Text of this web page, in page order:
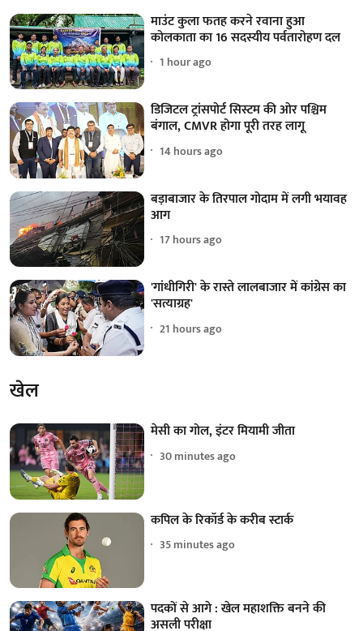
माउंट कुला फतह करने रवाना हुआ
कोलकाता का 16 सदस्यीय पर्वतारोहण दल
1 hour ago
डिजिटल ट्रांसपोर्ट सिस्टम की ओर पश्चिम
बंगाल, CMVR होगा पूरी तरह लागू
14 hours ago
बड़ाबाजार के तिरपाल गोदाम में लगी भयावह
आग
17 hours ago
'गांधीगिरी' के रास्ते लालबाजार में कांग्रेस का
'सत्याग्रह'
21 hours ago
खेल
मेसी का गोल, इंटर मियामी जीता
30 minutes ago
कपिल के रिकॉर्ड के करीब स्टार्क
35 minutes ago
पदकों से आगे : खेल महाशक्ति बनने की
असली परीक्षा